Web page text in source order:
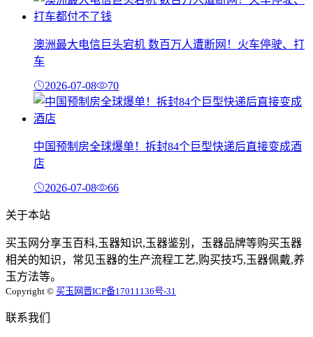
澳洲最大电信巨头宕机 数百万人遭断网！火车停驶、打
车
2026-07-08 70
中国预制房全球爆单！拆封84个巨型快递后直接变成酒
店
2026-07-08 66
关于本站
买玉网分享玉百科,玉器知识,玉器鉴别，玉器品牌等购买玉器
相关的知识，常见玉器的生产流程工艺,购买技巧,玉器佩戴,养
玉方法等。
Copyright © 买玉网晋ICP备17011136号-31
联系我们